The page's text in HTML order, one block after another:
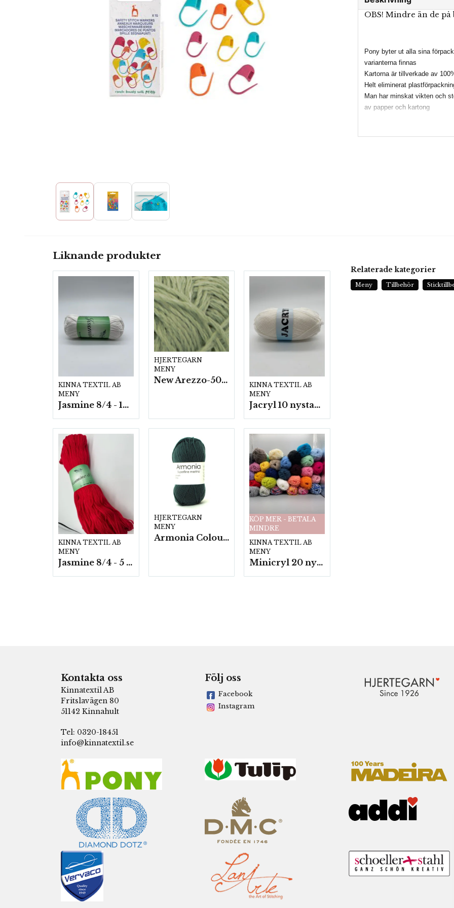
OBS! Mindre än de på
Pony byter ut alla sina
varianterna finnas
Kartorna är tillverkade av
Helt eliminerat
Man har minskat vikten och
av papper och kartong
Minimalistisk grafik vilket
Designad för enkel
Liknande produkter
KINNA TEXTIL AB
MENY
Jasmine 8/4 - 10 nystan a50g./fp.
HJERTEGARN
MENY
New Arezzo-50g./nyst. 10 st/fp.
KINNA TEXTIL AB
MENY
Jacryl 10 nystan a50g./fp.
KINNA TEXTIL AB
MENY
Jasmine 8/4 - 5 härvor a200g./fp.
HJERTEGARN
MENY
Armonia Colour- 5 härv/fp. a100 g.
KÖP MER - BETALA
MINDRE
KINNA TEXTIL AB
MENY
Minicryl 20 nystan a25g./fp.
Relaterade kategorier
Meny Tillbehör
Kontakta oss
Kinnatextil AB
Fritslavägen 80
51142 Kinnahult
Tel: 0320-18451
info@kinnatextil.se
Följ oss
Facebook
Instagram